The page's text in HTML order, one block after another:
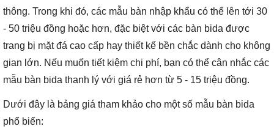
thông. Trong khi đó, các mẫu bàn nhập khẩu có thể lên tới 30
- 50 triệu đồng hoặc hơn, đặc biệt với các bàn bida được
trang bị mặt đá cao cấp hay thiết kế bền chắc dành cho không
gian lớn. Nếu muốn tiết kiệm chi phí, bạn có thể cân nhắc các
mẫu bàn bida thanh lý với giá rẻ hơn từ 5 - 15 triệu đồng.
Dưới đây là bảng giá tham khảo cho một số mẫu bàn bida
phổ biến: